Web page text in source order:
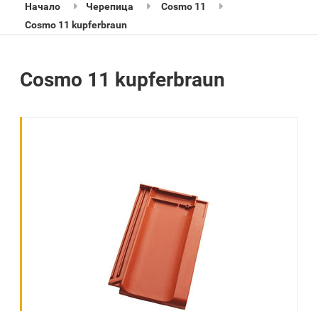
Начало Черепица
Cosmo 11
Cosmo 11 kupferbraun
Cosmo 11 kupferbraun